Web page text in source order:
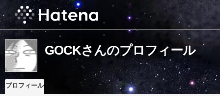
GOCKさんのプロフィール
プロフィール